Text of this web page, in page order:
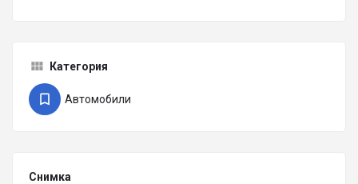
Категория
Автомобили
Снимка